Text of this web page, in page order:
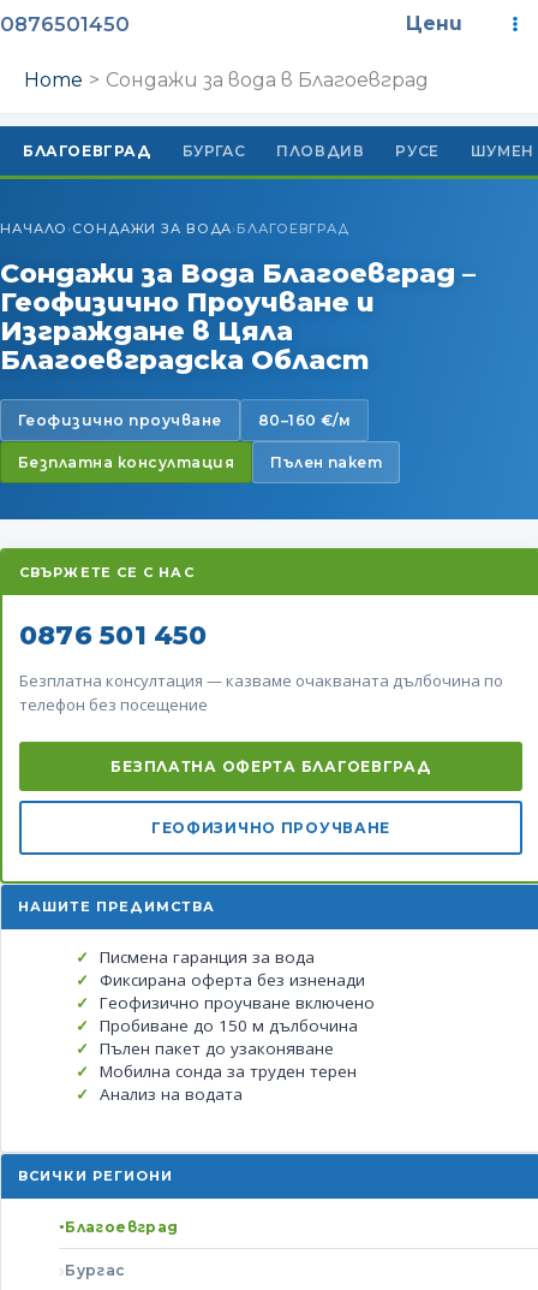
Skip
content
0876501450 Цени
Home Сондажи за вода в Благоевград
БЛАГОЕВГРАД БУРГАС ПЛОВДИВ РУСЕ ШУМЕН
НАЧАЛО › СОНДАЖИ ЗА ВОДА› БЛАГОЕВГРАД
Сондажи за Вода Благоевград –
Геофизично Проучване и
Изграждане в Цяла
Благоевградска Област
Геофизично проучване 80–160 €/м
Безплатна консултация Пълен пакет
СВЪРЖЕТЕ СЕ С НАС
0876 501 450
Безплатна консултация — казваме очакваната дълбочина по
телефон без посещение
БЕЗПЛАТНА ОФЕРТА БЛАГОЕВГРАД
ГЕОФИЗИЧНО ПРОУЧВАНЕ
НАШИТЕ ПРЕДИМСТВА
Писмена гаранция за вода
Фиксирана оферта без изненади
Геофизично проучване включено
Пробиване до 150 м дълбочина
Пълен пакет до узаконяване
Мобилна сонда за труден терен
Анализ на водата
ВСИЧКИ РЕГИОНИ
Благоевград
Бургас